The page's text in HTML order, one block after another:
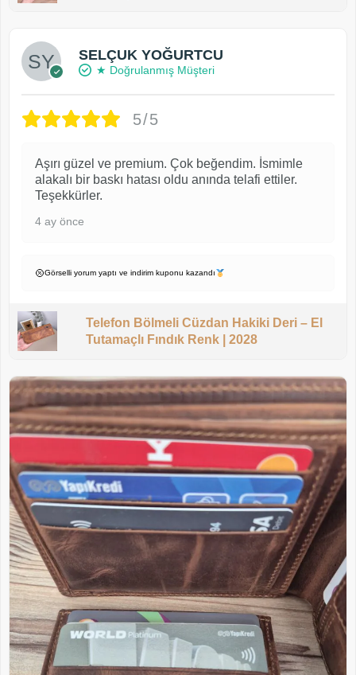
SELÇUK YOĞURTCU
★ Doğrulanmış Müşteri
5/5
Aşırı güzel ve premium. Çok beğendim. İsmimle
alakalı bir baskı hatası oldu anında telafi ettiler.
Teşekkürler.
4 ay önce
Görselli yorum yaptı ve indirim kuponu kazandı
Telefon Bölmeli Cüzdan Hakiki Deri – El
Tutamaçlı Fındık Renk | 2028